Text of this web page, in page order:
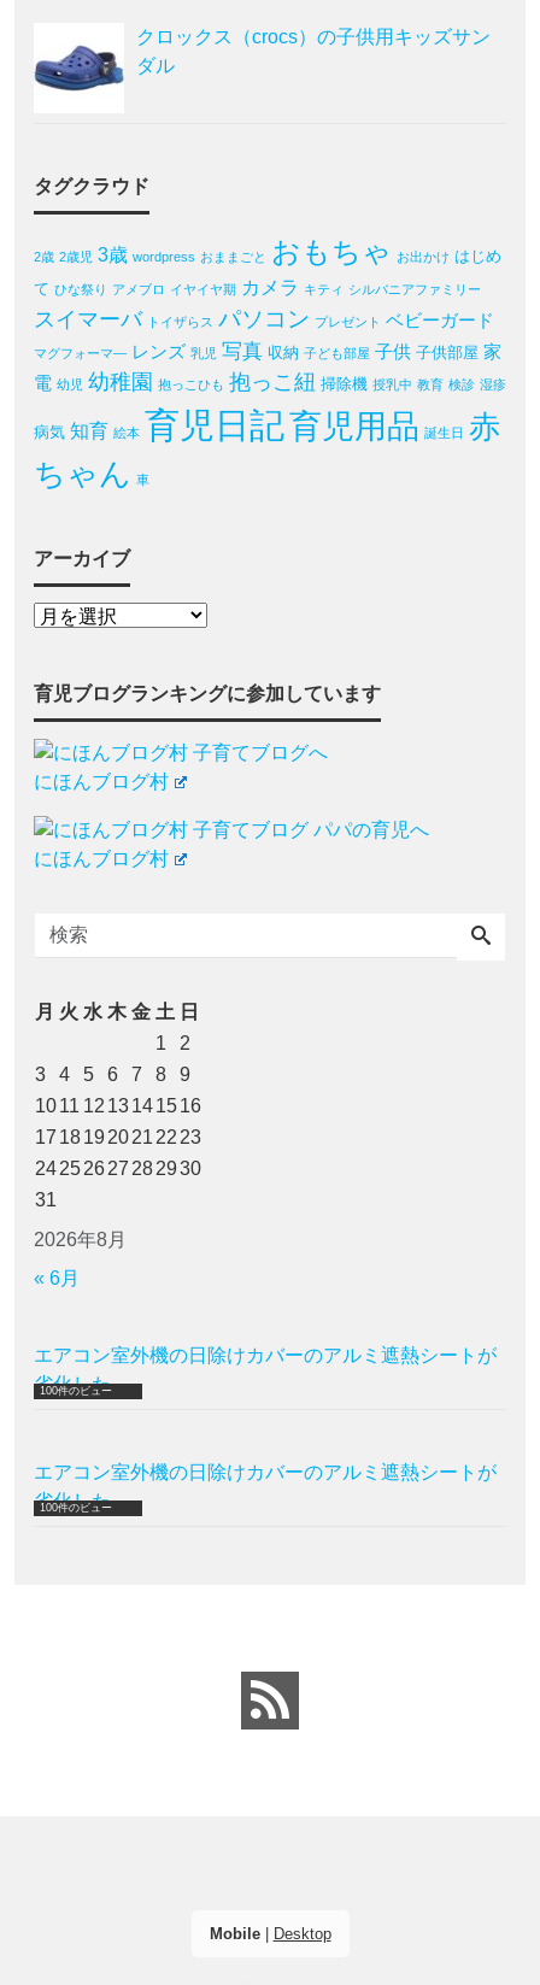
クロックス（crocs）の子供用キッズサン
ダル
タグクラウド
2歳 2歳児 3歳 wordpress おままごと おもちゃ お出かけ はじめ
て ひな祭り アメブロ イヤイヤ期 カメラ キティ シルバニアファミリー
スイマーバ トイザらス パソコン プレゼント ベビーガード
マグフォーマ― レンズ 乳児 写真 収納 子ども部屋 子供 子供部屋 家
電 幼児 幼稚園 抱っこひも 抱っこ紐 掃除機 授乳中 教育 検診 湿疹
病気 知育 絵本 育児日記育児用品 誕生日 赤
ちゃん 車
アーカイブ
育児ブログランキングに参加しています
にほんブログ村
にほんブログ村
2026年8月
月 火 水 木 金 土 日
1
2
3
4 5 6 7 8
9
1011 12 13141516
17 18192021 22 23
24252627 282930
31
« 6月
エアコン室外機の日除けカバーのアルミ遮熱シートが
劣化した
100件のビュー
エアコン室外機の日除けカバーのアルミ遮熱シートが
劣化した
100件のビュー
Mobile| Desktop